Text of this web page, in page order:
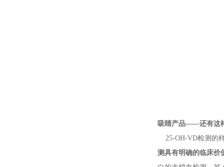
吸睛产品——还有这
25-OH-VD检测的
测具有明确的临床价